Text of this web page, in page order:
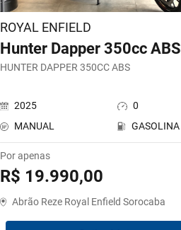
ROYAL ENFIELD
Hunter Dapper 350cc ABS
HUNTER DAPPER 350CC ABS
2025
0
MANUAL
GASOLINA
Por apenas
R$ 19.990,00
Abrão Reze Royal Enfield Sorocaba